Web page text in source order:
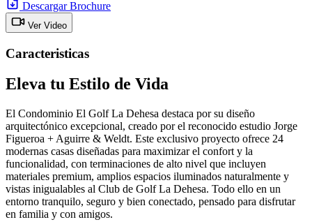
Descargar Brochure
Ver Video
Caracteristicas
Eleva tu Estilo de Vida
El Condominio El Golf La Dehesa destaca por su diseño
arquitectónico excepcional, creado por el reconocido estudio Jorge
Figueroa + Aguirre & Weldt. Este exclusivo proyecto ofrece 24
modernas casas diseñadas para maximizar el confort y la
funcionalidad, con terminaciones de alto nivel que incluyen
materiales premium, amplios espacios iluminados naturalmente y
vistas inigualables al Club de Golf La Dehesa. Todo ello en un
entorno tranquilo, seguro y bien conectado, pensado para disfrutar
en familia y con amigos.